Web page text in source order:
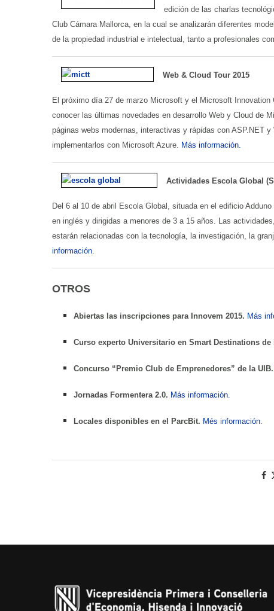
edición de las charlas
Club Cámara Mallorca, en la cual se analizarán diferentes
de la propiedad industrial e intelectual, tanto a profesionales
Web & Cloud Tour 2015
El próximo día 27 de marzo Microsoft y el Microsoft
conocer las últimas novedades en desarrollo Web y Cloud de
páginas webs modernas, interactivas y rápidas con ASP.NET
implementarlos con Microsoft Azure. Más información.
Actividades Escola Global
Del 6 al 10 de abril Escola Global, situada en el edificio
en inglés y dirigidas a menores de 3 a 15 años. Las
estarán relacionadas con la tecnología, la investigación, la
información.
OTROS
Abiertas las inscripciones para Innovem 2015. Más
Curso experto Universitario en Smart Destinations de
Concurso “Premio Club de Emprenedores” de la UIB.
Jornadas Formentera 2.0. Más información.
Locales disponibles en el ParcBit. Més información.